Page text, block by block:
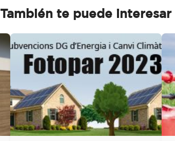
También te puede interesar